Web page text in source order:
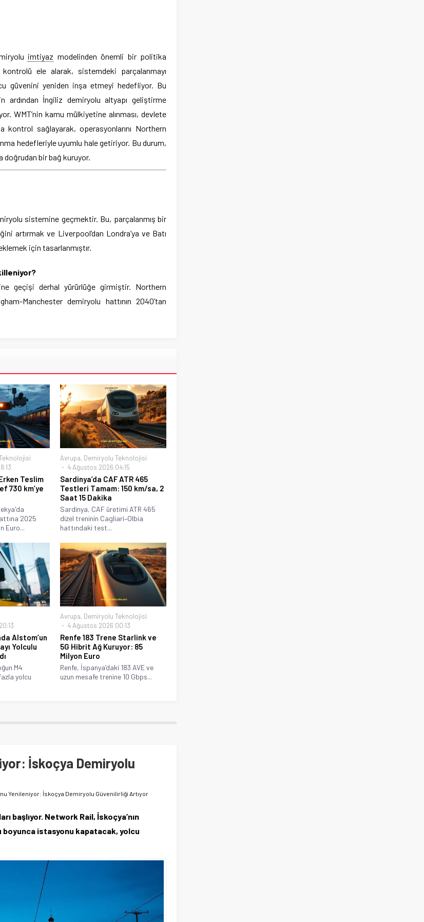
imtiyaz modelinden önemli bir politika
ele alarak, sistemdeki parçalanmayı
güvenini yeniden inşa etmeyi hedefliyor. Bu
ardından İngiliz demiryolu altyapı geliştirme
WMT’nin kamu mülkiyetine alınması, devlete
sağlayarak, operasyonlarını Northern
hedefleriyle uyumlu hale getiriyor. Bu durum,
doğrudan bir bağ kuruyor.
sistemine geçmektir. Bu, parçalanmış bir
artırmak ve Liverpool’dan Londra’ya ve Batı
için tasarlanmıştır.
geçişi derhal yürürlüğe girmiştir. Northern
Manchester demiryolu hattının 2040’tan
Teslim
730 km’ye
2025
Euro...
Avrupa, Demiryolu Teknolojisi
4 Ağustos 2026 04:15
Sardinya’da CAF ATR 465
Testleri Tamam: 150 km/sa, 2
Saat 15 Dakika
Sardinya, CAF üretimi ATR 465
dizel treninin Cagliari–Olbia
hattındaki test...
Alstom’un
Yolculu
M4
yolcu
Avrupa, Demiryolu Teknolojisi
4 Ağustos 2026 00:13
Renfe 183 Trene Starlink ve
5G Hibrit Ağ Kuruyor: 85
Milyon Euro
Renfe, İspanya’daki 183 AVE ve
uzun mesafe trenine 10 Gbps...
İskoçya Demiryolu
Yenileniyor: İskoçya Demiryolu Güvenilirliği Artıyor
başlıyor. Network Rail, İskoçya’nın
boyunca istasyonu kapatacak, yolcu